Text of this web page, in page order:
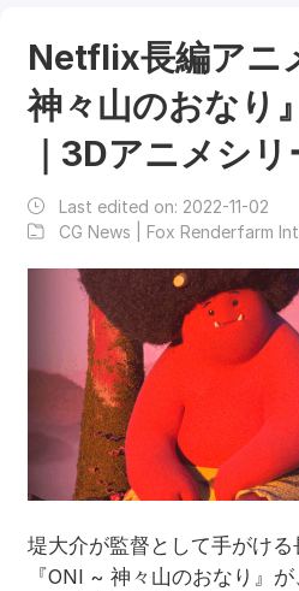
Netflix長編アニ
神々山のおなり
｜3Dアニメシ
Last edited on: 2022-11-02
CG News | Fox Renderfarm
堤大介が監督として手がけ
『ONI ~ 神々山のおなり』